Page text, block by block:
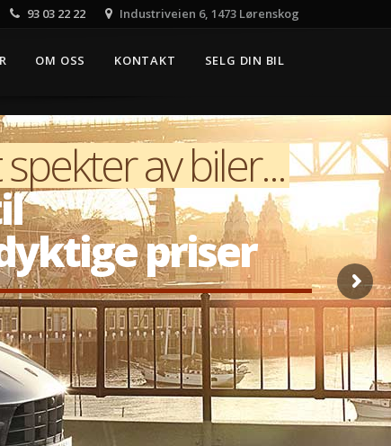
93 03 22 22 Industriveien 6, 1473 Lørenskog
OM OSS KONTAKT SELG DIN BIL
av biler...
priser